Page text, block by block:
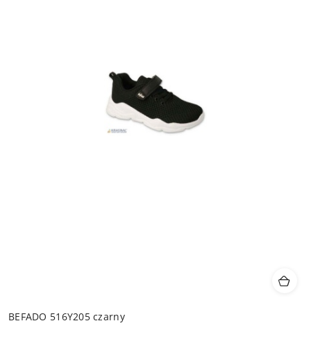
BEFADO 516Y205 czarny